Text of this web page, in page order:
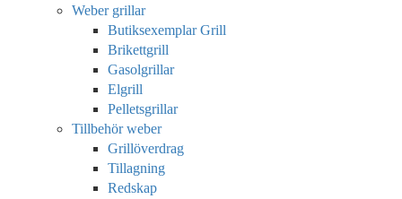
Weber grillar
Butiksexemplar Grill
Brikettgrill
Gasolgrillar
Elgrill
Pelletsgrillar
Tillbehör weber
Grillöverdrag
Tillagning
Redskap